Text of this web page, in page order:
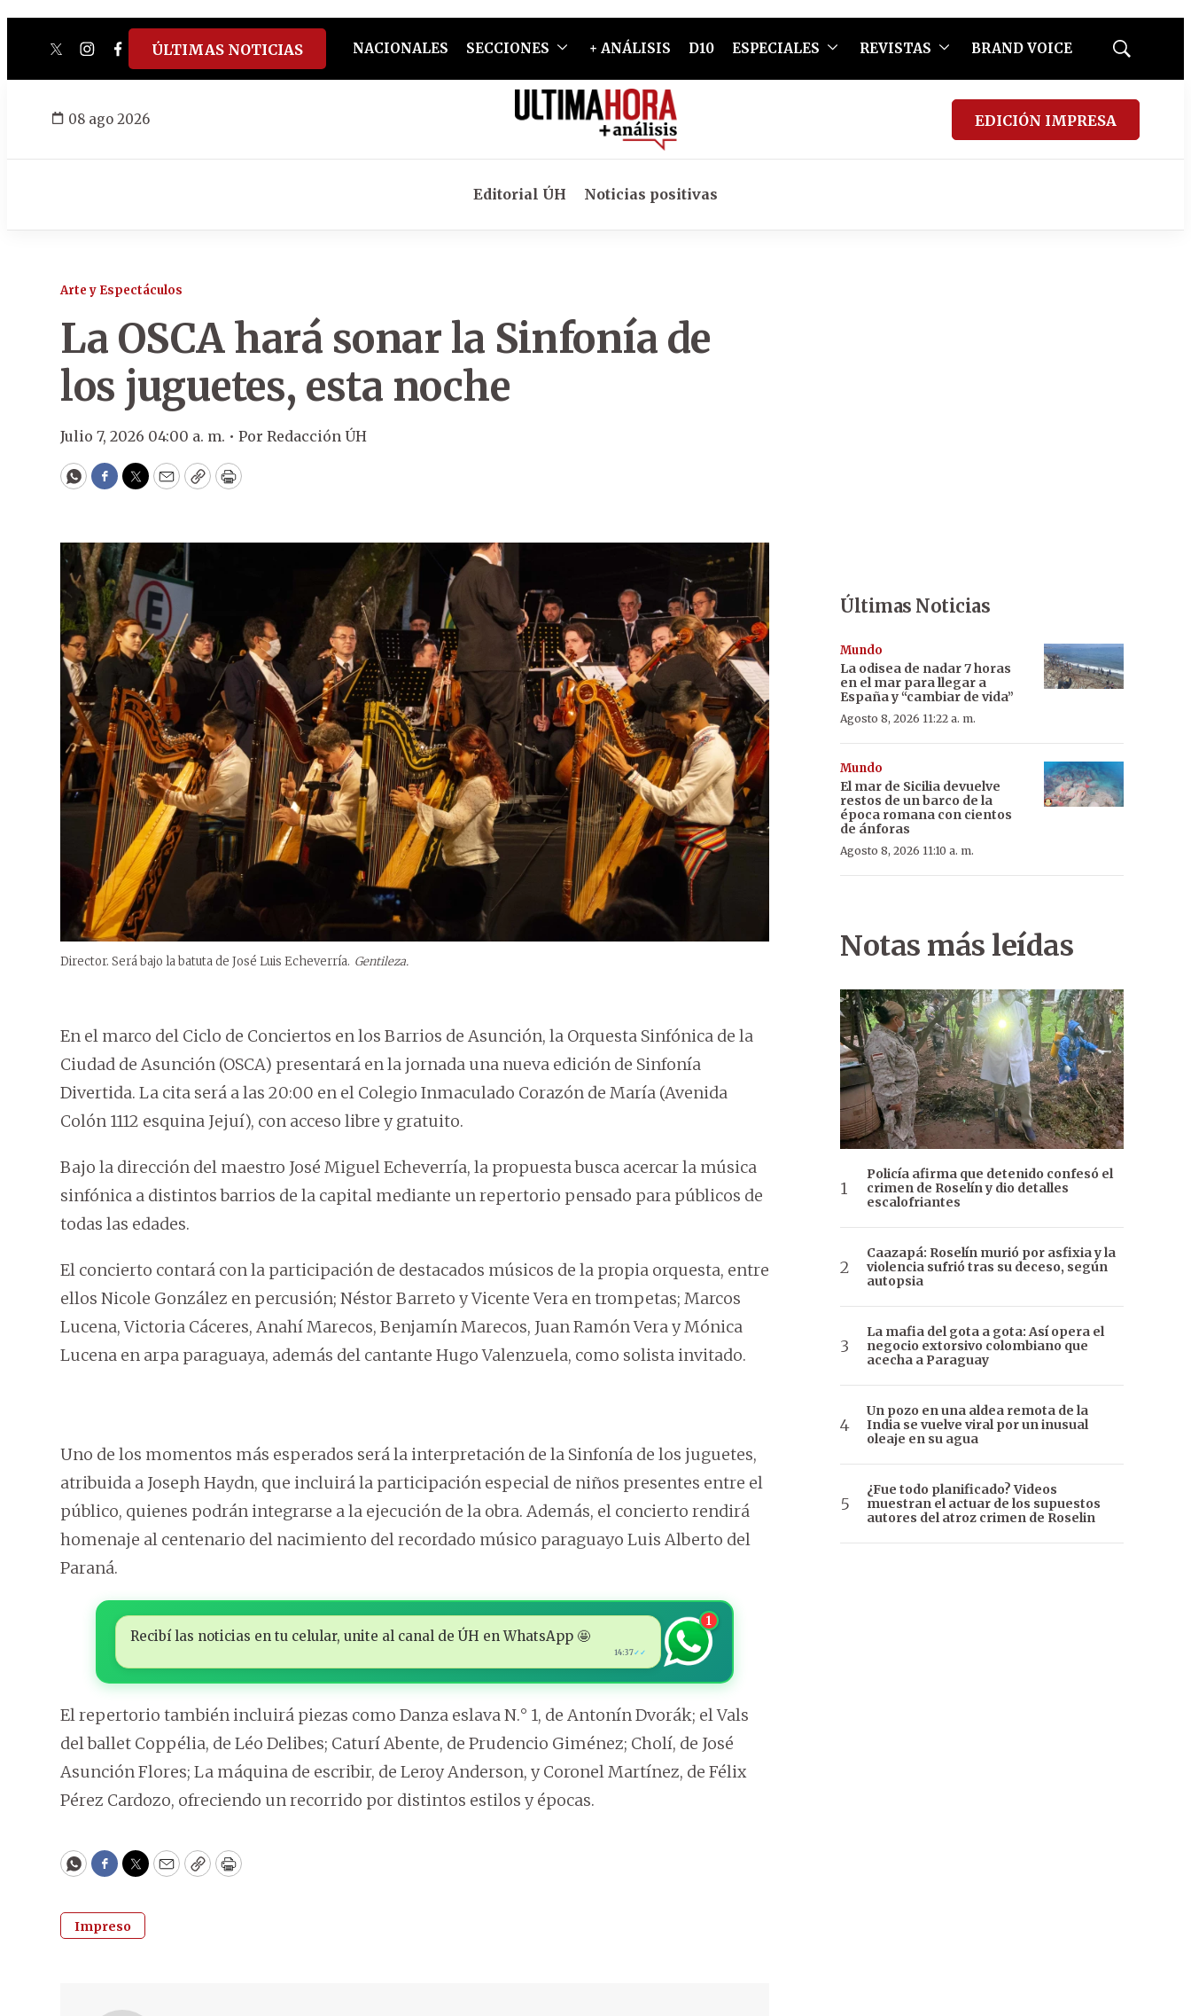
twitterinstagram
facebook
tiktokyoutube
spotify
ÚLTIMAS NOTICIAS NACIONALES SECCIONES + ANÁLISIS D10 ESPECIALES REVISTAS BRAND VOICE
Mostrar
08 ago 2026 EDICIÓN IMPRESA
Editorial ÚH Noticias positivas
Arte y Espectáculos
La OSCA hará sonar la Sinfonía de
los juguetes, esta noche
Julio 7, 2026 04:00 a. m. • Por Redacción ÚH
WhatsApp
Facebook
Twitter
EmailCopyPrint
Director. Será bajo la batuta de José Luis Echeverría. Gentileza.
En el marco del Ciclo de Conciertos en los Barrios de Asunción, la Orquesta Sinfónica de la
Ciudad de Asunción (OSCA) presentará en la jornada una nueva edición de Sinfonía
Divertida. La cita será a las 20:00 en el Colegio Inmaculado Corazón de María (Avenida
Colón 1112 esquina Jejuí), con acceso libre y gratuito.
Bajo la dirección del maestro José Miguel Echeverría, la propuesta busca acercar la música
sinfónica a distintos barrios de la capital mediante un repertorio pensado para públicos de
todas las edades.
El concierto contará con la participación de destacados músicos de la propia orquesta, entre
ellos Nicole González en percusión; Néstor Barreto y Vicente Vera en trompetas; Marcos
Lucena, Victoria Cáceres, Anahí Marecos, Benjamín Marecos, Juan Ramón Vera y Mónica
Lucena en arpa paraguaya, además del cantante Hugo Valenzuela, como solista invitado.
Uno de los momentos más esperados será la interpretación de la Sinfonía de los juguetes,
atribuida a Joseph Haydn, que incluirá la participación especial de niños presentes entre el
público, quienes podrán integrarse a la ejecución de la obra. Además, el concierto rendirá
homenaje al centenario del nacimiento del recordado músico paraguayo Luis Alberto del
Paraná.
Recibí las noticias en tu celular, unite al canal de ÚH en WhatsApp 🤩
14:37✓✓
1
El repertorio también incluirá piezas como Danza eslava N.° 1, de Antonín Dvorák; el Vals
del ballet Coppélia, de Léo Delibes; Caturí Abente, de Prudencio Giménez; Cholí, de José
Asunción Flores; La máquina de escribir, de Leroy Anderson, y Coronel Martínez, de Félix
Pérez Cardozo, ofreciendo un recorrido por distintos estilos y épocas.
WhatsApp
Facebook
Twitter
EmailCopyPrint
Impreso
Últimas Noticias
Mundo
La odisea de nadar 7 horas
en el mar para llegar a
España y “cambiar de vida”
Agosto 8, 2026 11:22 a. m.
Mundo
El mar de Sicilia devuelve
restos de un barco de la
época romana con cientos
de ánforas
Agosto 8, 2026 11:10 a. m.
Notas más leídas
Policía afirma que detenido confesó el
crimen de Roselín y dio detalles
escalofriantes
Caazapá: Roselín murió por asfixia y la
violencia sufrió tras su deceso, según
autopsia
La mafia del gota a gota: Así opera el
negocio extorsivo colombiano que
acecha a Paraguay
Un pozo en una aldea remota de la
India se vuelve viral por un inusual
oleaje en su agua
¿Fue todo planificado? Videos
muestran el actuar de los supuestos
autores del atroz crimen de Roselin